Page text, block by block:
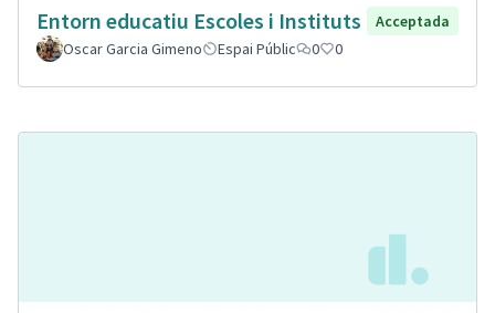
Entorn educatiu Escoles i Instituts
Acceptada
Oscar Garcia Gimeno
Espai Públic 0 0